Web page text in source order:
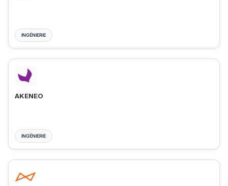
INGÉNIERIE
AKENEO
INGÉNIERIE